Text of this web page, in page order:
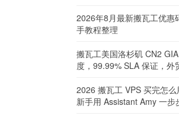
2026年8月最新搬瓦工优惠
手教程整理
搬瓦工美国洛杉矶 CN2
度，99.99% SLA 保证，外
2026 搬瓦工 VPS 买完怎
新手用 Assistant Amy 一步